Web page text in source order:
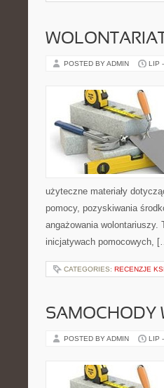
WOLONTARIAT
POSTED BY ADMIN LIP
użyteczne materiały
pomocy, pozyskiwania
angażowania
inicjatywach pomocowych,
CATEGORIES: RECENZJE
SAMOCHODY
POSTED BY ADMIN LIP